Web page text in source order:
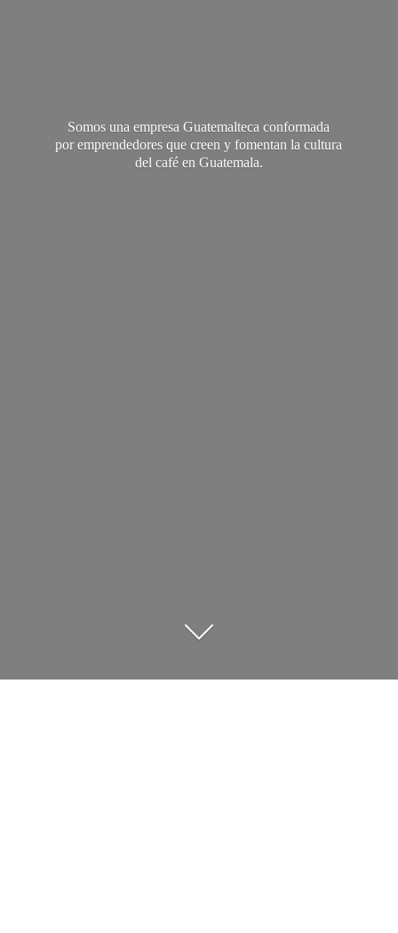
Somos una empresa Guatemalteca conformada
por emprendedores que creen y fomentan la cultura
del café en Guatemala.